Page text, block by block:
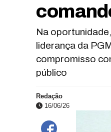
Na
liderança da
compromisso
público
Redação
16/06/26